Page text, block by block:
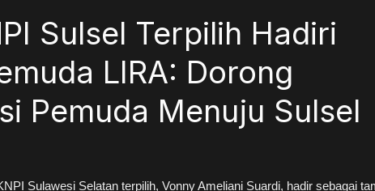
Sulsel Terpilih Hadiri
LIRA: Dorong
Pemuda Menuju Sulsel
Sulawesi Selatan terpilih, Vonny Ameliani Suardi, hadir sebagai